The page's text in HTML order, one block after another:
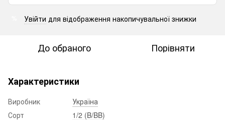
Увійти для відображення накопичувальної знижки
До обраного Порівняти
Характеристики
Виробник
Україна
Сорт
1/2 (B/BB)